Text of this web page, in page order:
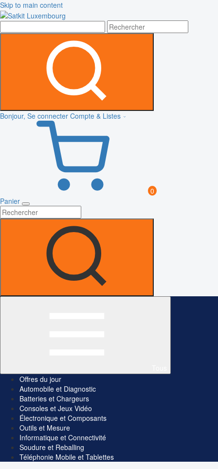
Skip to main content
Bonjour, Se connecter Compte & Listes
0
Panier
Offres du jour
Automobile et Diagnostic
Batteries et Chargeurs
Consoles et Jeux Vidéo
Électronique et Composants
Outils et Mesure
Informatique et Connectivité
Soudure et Reballing
Téléphonie Mobile et Tablettes